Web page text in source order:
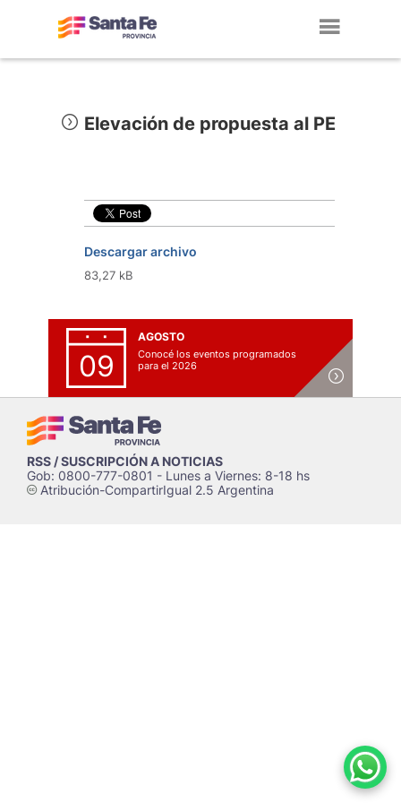
Elevación de propuesta al PE
Descargar archivo
83,27 kB
09
AGOSTO
Conocé los eventos programados
para el 2026
RSS / SUSCRIPCIÓN A NOTICIAS
Gob: 0800-777-0801 - Lunes a Viernes: 8-18 hs
cAtribución-CompartirIgual 2.5 Argentina